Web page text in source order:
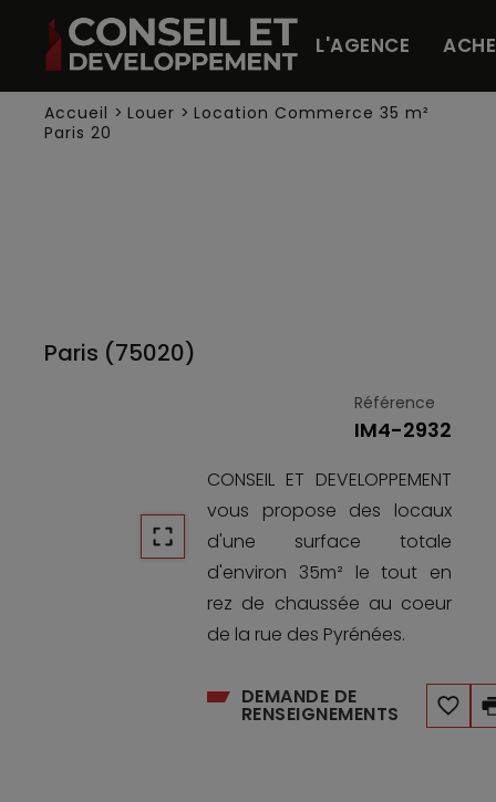
L'AGENCE
Accueil > Louer > Location Commerce 35 m²
Paris 20
Paris (75020)
Référence
IM4-2932
CONSEIL ET DEVELOPPEMENT
vous propose des locaux
d'une surface totale
d'environ 35m² le tout en
rez de chaussée au coeur
de la rue des Pyrénées.
DEMANDE DE
RENSEIGNEMENTS